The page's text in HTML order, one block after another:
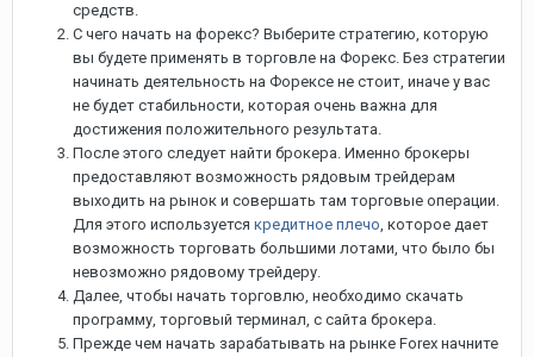
средств.
С чего начать на форекс? Выберите стратегию, которую
вы будете применять в торговле на Форекс. Без стратегии
начинать деятельность на Форексе не стоит, иначе у вас
не будет стабильности, которая очень важна для
достижения положительного результата.
После этого следует найти брокера. Именно брокеры
предоставляют возможность рядовым трейдерам
выходить на рынок и совершать там торговые операции.
Для этого используется кредитное плечо, которое дает
возможность торговать большими лотами, что было бы
невозможно рядовому трейдеру.
Далее, чтобы начать торговлю, необходимо скачать
программу, торговый терминал, с сайта брокера.
Прежде чем начать зарабатывать на рынке Forex начните